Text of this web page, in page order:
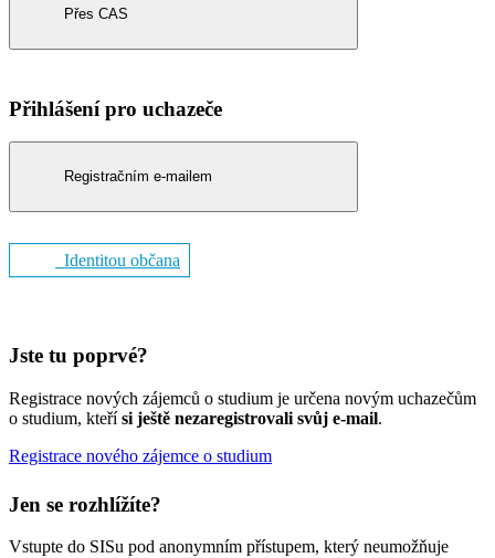
Přes CAS
Přihlášení pro uchazeče
Registračním e-mailem
Identitou občana
Jste tu poprvé?
Registrace nových zájemců o studium je určena novým uchazečům
o studium, kteřísi ještě nezaregistrovali svůj e-mail.
Registrace nového zájemce o studium
Jen se rozhlížíte?
Vstupte do SISu pod anonymním přístupem, který neumožňuje